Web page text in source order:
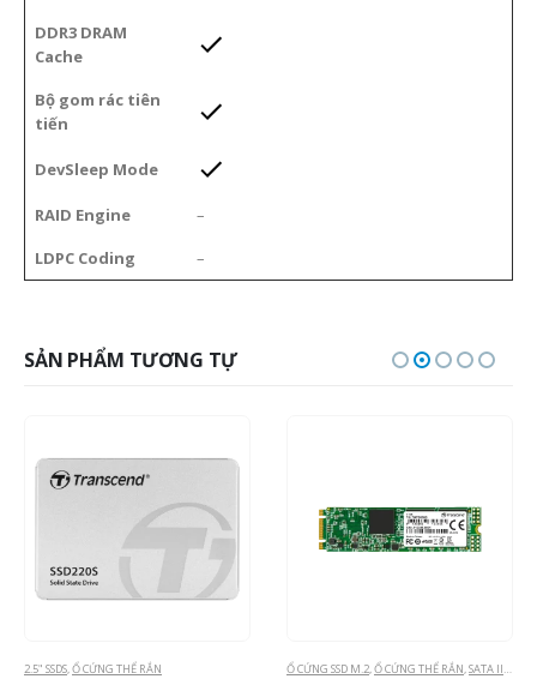
DDR3 DRAM
Cache
Bộ gom rác tiên
tiến
DevSleep Mode
RAID Engine
–
LDPC Coding
–
SẢN PHẨM TƯƠNG TỰ
Ổ CỨNG SSD M.2,Ổ CỨNG THỂ RẮN Ổ CỨNG SSD M.2,Ổ CỨNG THỂ RẮN